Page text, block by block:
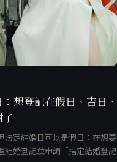
想登記在假日、吉日、
法定結婚日可以是假日：在想要
結婚登記並申請「指定結婚登記